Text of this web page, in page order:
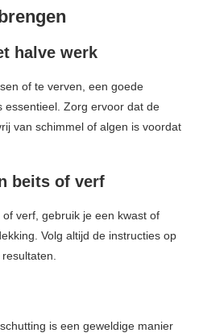
halve werk
of te verven, een goede
essentieel. Zorg ervoor dat de
van schimmel of algen is voordat
beits of verf
verf, gebruik je een kwast of
Volg altijd de instructies op
is een geweldige manier